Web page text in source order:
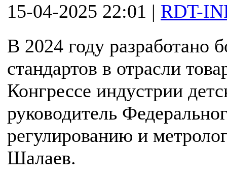
15-04-2025 22:01 | RDT-
В 2024 году разработано
стандартов в отрасли
Конгрессе индустрии
руководитель
регулированию и
Шалаев.